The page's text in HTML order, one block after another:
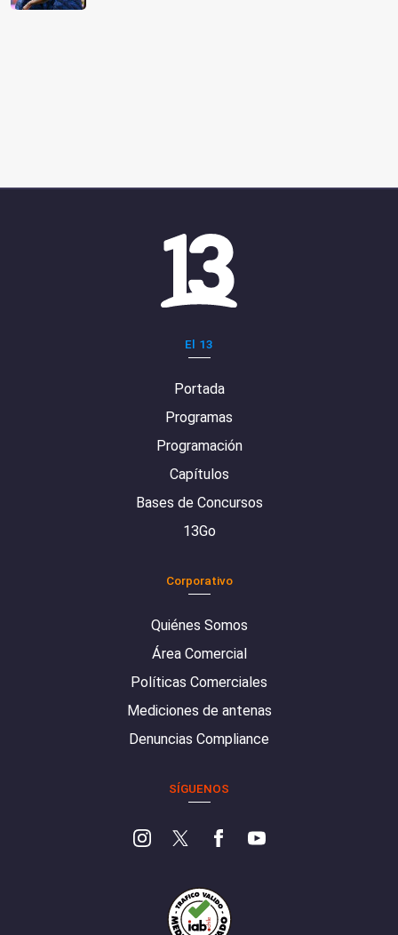
El 13
Portada
Programas
Programación
Capítulos
Bases de Concursos
13Go
Corporativo
Quiénes Somos
Área Comercial
Políticas Comerciales
Mediciones de antenas
Denuncias Compliance
SÍGUENOS